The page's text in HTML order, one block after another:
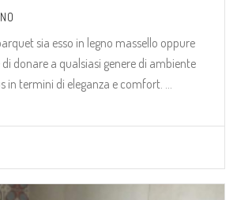
sia esso in legno massello oppure
donare a qualsiasi genere di ambiente
in termini di eleganza e comfort. ...